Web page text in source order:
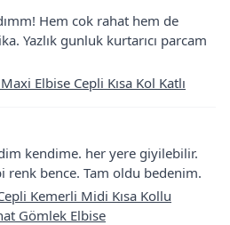
Hem cok rahat hem de
Yazlık gunluk kurtarıcı parcam
Elbise Cepli Kısa Kol Katlı
kendime. her yere giyilebilir.
renk bence. Tam oldu bedenim.
Kemerli Midi Kısa Kollu
Gömlek Elbise